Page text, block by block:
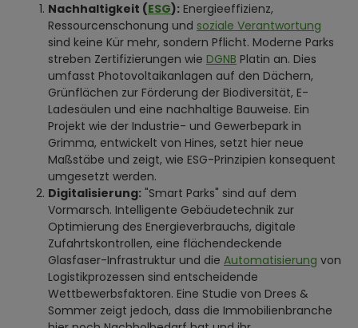
Nachhaltigkeit (ESG): Energieeffizienz,
Ressourcenschonung und soziale Verantwortung
sind keine Kür mehr, sondern Pflicht. Moderne Parks
streben Zertifizierungen wie DGNB Platin an. Dies
umfasst Photovoltaikanlagen auf den Dächern,
Grünflächen zur Förderung der Biodiversität, E-
Ladesäulen und eine nachhaltige Bauweise. Ein
Projekt wie der Industrie- und Gewerbepark in
Grimma, entwickelt von Hines, setzt hier neue
Maßstäbe und zeigt, wie ESG-Prinzipien konsequent
umgesetzt werden.
Digitalisierung: "Smart Parks" sind auf dem
Vormarsch. Intelligente Gebäudetechnik zur
Optimierung des Energieverbrauchs, digitale
Zufahrtskontrollen, eine flächendeckende
Glasfaser-Infrastruktur und die Automatisierung von
Logistikprozessen sind entscheidende
Wettbewerbsfaktoren. Eine Studie von Drees &
Sommer zeigt jedoch, dass die Immobilienbranche